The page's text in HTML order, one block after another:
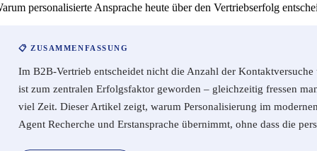
per­so­na­li­sier­te Anspra­che heu­te über den Ver­triebs­er­folg
📋 ZUSAMMENFASSUNG
Im B2B-Ver­trieb ent­schei­det nicht die Anzahl der
ist zum zen­tra­len Erfolgs­fak­tor gewor­den – gleich­zei­tig fres­sen
viel Zeit. Die­ser Arti­kel zeigt, war­um Per­so­na­li­sie­rung im
Agent Recher­che und Erst­an­spra­che über­nimmt, ohne dass die